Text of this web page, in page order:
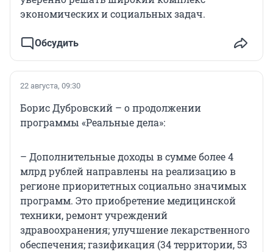
экономических и социальных задач.
Обсудить
22 августа, 09:30
Борис Дубровский – о продолжении
программы «Реальные дела»:
– Дополнительные доходы в сумме более 4
млрд рублей направлены на реализацию в
регионе приоритетных социально значимых
программ. Это приобретение медицинской
техники, ремонт учреждений
здравоохранения; улучшение лекарственного
обеспечения; газификация (34 территории, 53